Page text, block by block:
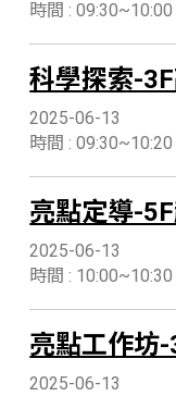
時間 : 09:30~10:00
科學探索-
2025-06-13
時間 : 09:30~10:20
亮點定導-
2025-06-13
時間 : 10:00~10:30
亮點工作坊
2025-06-13